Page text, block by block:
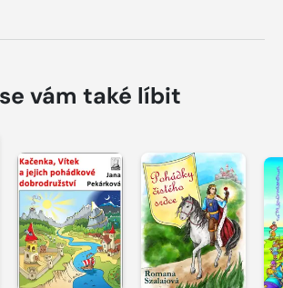
vám také líbit